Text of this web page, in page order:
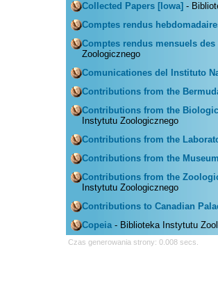
Collected Papers [Iowa] -
Comptes rendus
Comptes rendus mensuels
Zoologicznego
Comunicationes del Instituto
Contributions from the
Contributions from the
Instytutu Zoologicznego
Contributions from the
Contributions from the
Contributions from the
Instytutu Zoologicznego
Contributions to Canadian
Copeia- Biblioteka Instytutu
Czas generowania strony: 0.008 secs.